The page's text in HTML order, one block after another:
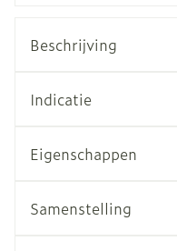
Beschrijving
Indicatie
Eigenschappen
Samenstelling